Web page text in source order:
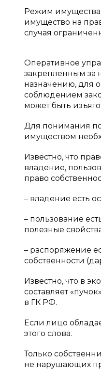
Режим имущества,
имущество на
случая
Оперативное
закрепленным за
назначению, для
соблюдением
может быть
Для понимания
имуществом
Известно, что
владение,
право
– владение есть
– пользование
полезные
– распоряжение
собственности
Известно, что в
составляет
в ГК РФ.
Если лицо
этого слова.
Только
не нарушающих